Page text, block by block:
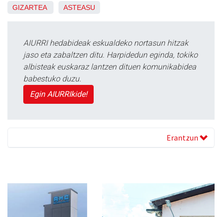
GIZARTEA ASTEASU
AIURRI hedabideak eskualdeko nortasun hitzak
jaso eta zabaltzen ditu. Harpidedun eginda, tokiko
albisteak euskaraz lantzen dituen komunikabidea
babestuko duzu.
Egin AIURRIkide!
Erantzun